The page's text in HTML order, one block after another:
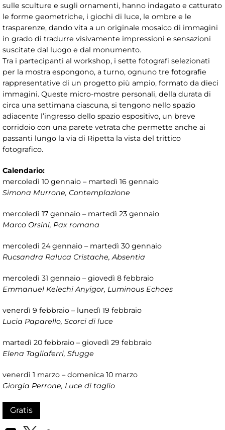
sulle sculture e sugli ornamenti, hanno indagato e catturato
le forme geometriche, i giochi di luce, le ombre e le
trasparenze, dando vita a un originale mosaico di immagini
in grado di tradurre visivamente impressioni e sensazioni
suscitate dal luogo e dal monumento.
Tra i partecipanti al workshop, i sette fotografi selezionati
per la mostra espongono, a turno, ognuno tre fotografie
rappresentative di un progetto più ampio, formato da dieci
immagini. Queste micro-mostre personali, della durata di
circa una settimana ciascuna, si tengono nello spazio
adiacente l’ingresso dello spazio espositivo, un breve
corridoio con una parete vetrata che permette anche ai
passanti lungo la via di Ripetta la vista del trittico
fotografico.
Calendario:
mercoledì 10 gennaio – martedì 16 gennaio
Simona Murrone, Contemplazione
mercoledì 17 gennaio – martedì 23 gennaio
Marco Orsini, Pax romana
mercoledì 24 gennaio – martedì 30 gennaio
Rucsandra Raluca Cristache, Absentia
mercoledì 31 gennaio – giovedì 8 febbraio
Emmanuel Kelechi Anyigor, Luminous Echoes
venerdì 9 febbraio – lunedì 19 febbraio
Lucia Paparello, Scorci di luce
martedì 20 febbraio – giovedì 29 febbraio
Elena Tagliaferri, Sfugge
venerdì 1 marzo – domenica 10 marzo
Giorgia Perrone, Luce di taglio
Gratis